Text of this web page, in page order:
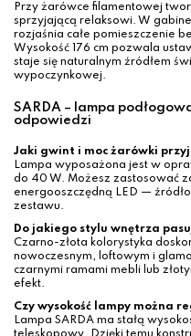
Przy żarówce filamentowej
sprzyjającą relaksowi. W
rozjaśnia całe pomieszczenie
Wysokość 176 cm pozwala
staje się naturalnym źródłem
wypoczynkowej.
SARDA – lampa
odpowiedzi
Jaki gwint i moc żarówki
Lampa wyposażona jest w
do 40 W. Możesz zastosować
energooszczędną LED —
zestawu.
Do jakiego stylu wnętrza
Czarno-złota kolorystyka
nowoczesnym, loftowym i
czarnymi ramami mebli lub
efekt.
Czy wysokość lampy można
Lampa SARDA ma stałą